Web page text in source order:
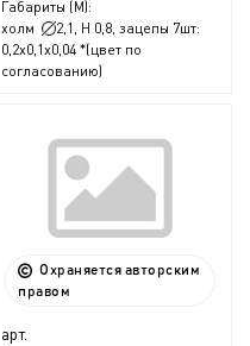
Габариты (М):
холм
2,1, Н 0,8, зацепы 7шт:
0,2x0,1x0,04 *(цвет по
согласованию)
Охраняется авторским
правом
арт.